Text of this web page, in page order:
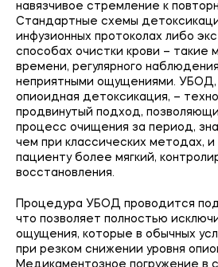
навязчивое стремление к
Стандартные схемы
инфузионных протоколах либо
способах очистки крови –
времени, регулярного
неприятными ощущениями. УБОД,
опиоидная детоксикация, –
продвинутый подход,
процесс очищения за период,
чем при классических методах,
пациенту более мягкий,
восстановления.
Процедура УБОД проводится
что позволяет полностью
ощущения, которые в обычных
при резком снижении уровня
Медикаментозное погружение в